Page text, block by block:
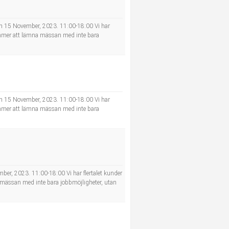
15 November, 2023. 11:00-18:00 Vi har
att lämna mässan med inte bara
15 November, 2023. 11:00-18:00 Vi har
att lämna mässan med inte bara
2023. 11:00-18:00 Vi har flertalet kunder
med inte bara jobbmöjligheter, utan